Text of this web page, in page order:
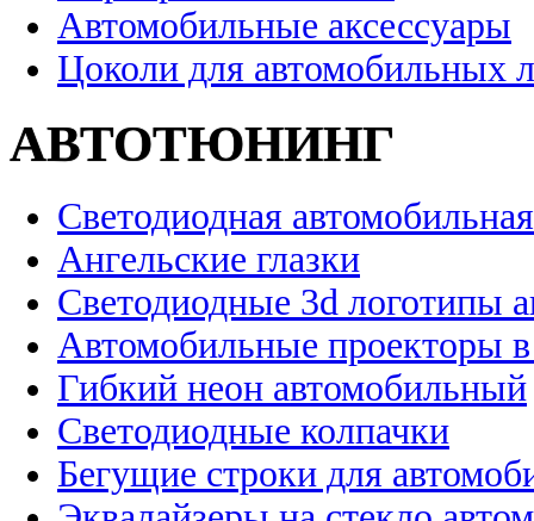
Автомобильные аксессуары
Цоколи для автомобильных
АВТОТЮНИНГ
Светодиодная
Ангельские глазки
Светодиодные 3d логотипы
Автомобильные проекторы
Гибкий неон автомобильный
Светодиодные колпачки
Бегущие строки для